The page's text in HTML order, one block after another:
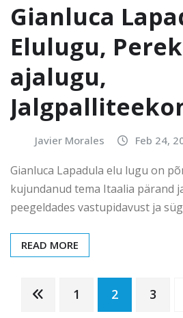
Gianluca
Elulugu,
ajalugu,
Javier Morales Feb 24,
Gianluca Lapadula elu lugu on
kujundanud tema Itaalia pärand
peegeldades vastupidavust ja
READ MORE
Posts
1 2 3